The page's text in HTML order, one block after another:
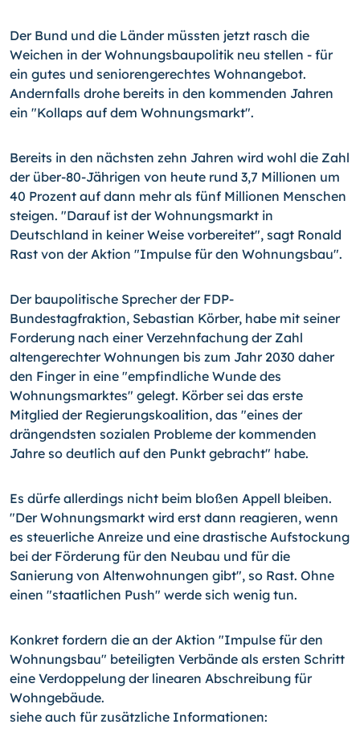
Der Bund und die Länder müssten jetzt rasch die
Weichen in der Wohnungsbaupolitik neu stellen - für
ein gutes und seniorengerechtes Wohnangebot.
Andernfalls drohe bereits in den kommenden Jahren
ein "Kollaps auf dem Wohnungsmarkt".
Bereits in den nächsten zehn Jahren wird wohl die Zahl
der über-80-Jährigen von heute rund 3,7 Millionen um
40 Prozent auf dann mehr als fünf Millionen Menschen
steigen. "Darauf ist der Wohnungsmarkt in
Deutschland in keiner Weise vorbereitet", sagt Ronald
Rast von der Aktion "Impulse für den Wohnungsbau".
Der baupolitische Sprecher der FDP-
Bundestagfraktion, Sebastian Körber, habe mit seiner
Forderung nach einer Verzehnfachung der Zahl
altengerechter Wohnungen bis zum Jahr 2030 daher
den Finger in eine "empfindliche Wunde des
Wohnungsmarktes" gelegt. Körber sei das erste
Mitglied der Regierungskoalition, das "eines der
drängendsten sozialen Probleme der kommenden
Jahre so deutlich auf den Punkt gebracht" habe.
Es dürfe allerdings nicht beim bloßen Appell bleiben.
"Der Wohnungsmarkt wird erst dann reagieren, wenn
es steuerliche Anreize und eine drastische Aufstockung
bei der Förderung für den Neubau und für die
Sanierung von Altenwohnungen gibt", so Rast. Ohne
einen "staatlichen Push" werde sich wenig tun.
Konkret fordern die an der Aktion "Impulse für den
Wohnungsbau" beteiligten Verbände als ersten Schritt
eine Verdoppelung der linearen Abschreibung für
Wohngebäude.
siehe auch für zusätzliche Informationen: